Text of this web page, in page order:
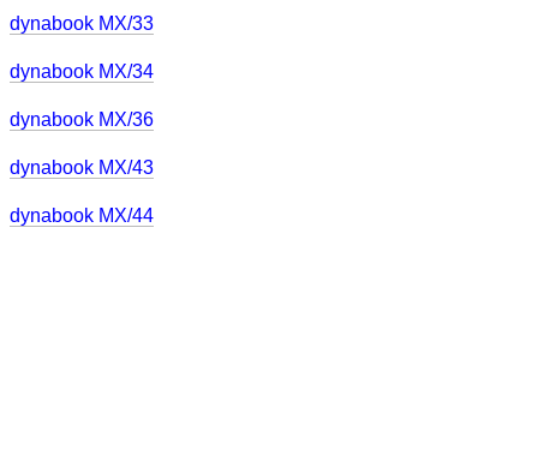
dynabook MX/33
dynabook MX/34
dynabook MX/36
dynabook MX/43
dynabook MX/44